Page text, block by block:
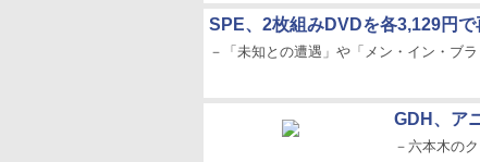
SPE、2枚組みDVDを各3,129円
－「未知との遭遇」や「メン・イン・ブ
GDH、ア
－六本木の